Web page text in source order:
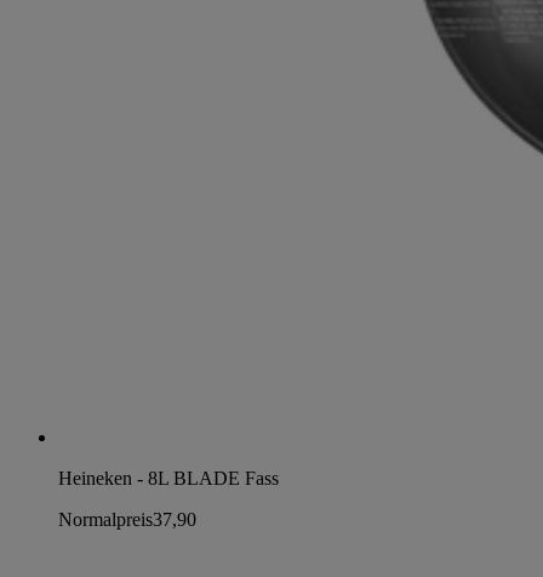
Heineken - 8L BLADE Fass
Normalpreis37,90